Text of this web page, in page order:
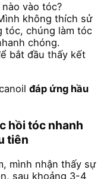
vào tóc?
không thích sử
tóc, chúng làm tóc
chóng.
bắt đầu thấy kết
đáp ứng hầu
hồi tóc nhanh
tiên
mình nhận thấy sự
sau khoảng 3-4